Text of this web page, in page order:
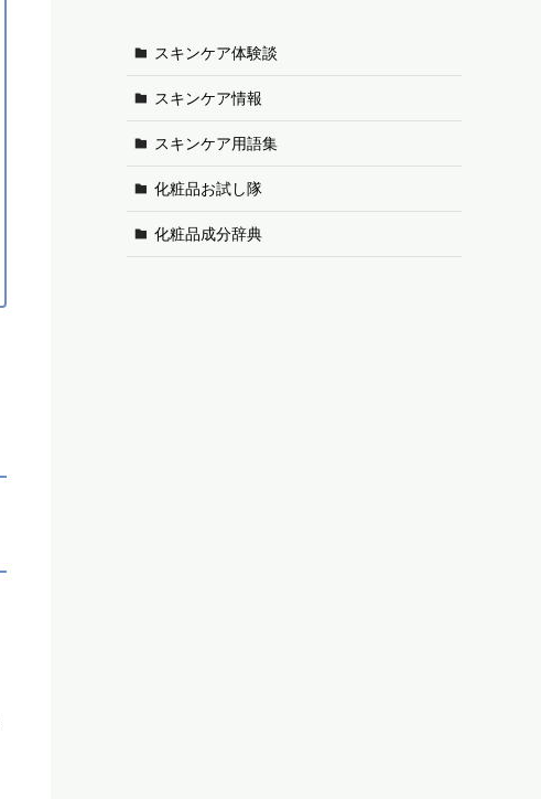
スキンケア体験談
スキンケア情報
スキンケア用語集
化粧品お試し隊
化粧品成分辞典